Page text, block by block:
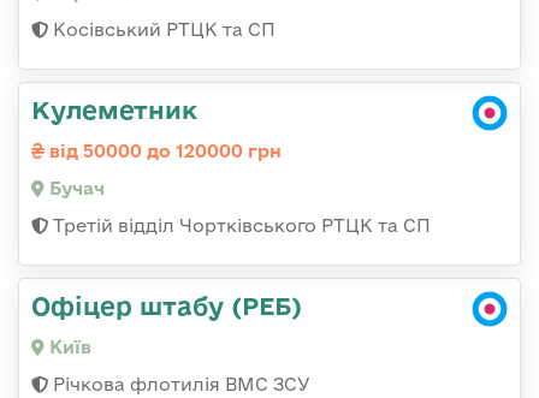
Косівський РТЦК та СП
Кулеметник
від 50000 до 120000 грн
Бучач
Третій відділ Чортківського РТЦК та СП
Офіцер штабу (РЕБ)
Київ
Річкова флотилія ВМС ЗСУ